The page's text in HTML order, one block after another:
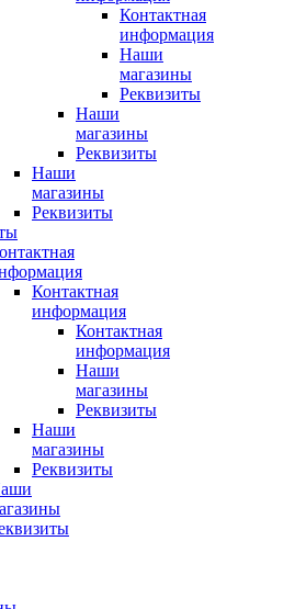
Контактная
информация
Наши
магазины
Реквизиты
Наши
магазины
Реквизиты
Наши
магазины
Реквизиты
Контактная
информация
Контактная
информация
Наши
магазины
Реквизиты
Наши
магазины
Реквизиты